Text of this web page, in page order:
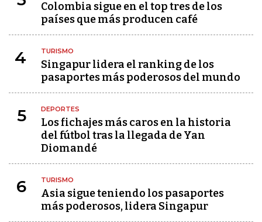
Colombia sigue en el top tres de los
países que más producen café
4 TURISMO
Singapur lidera el ranking de los
pasaportes más poderosos del mundo
5 DEPORTES
Los fichajes más caros en la historia
del fútbol tras la llegada de Yan
Diomandé
6 TURISMO
Asia sigue teniendo los pasaportes
más poderosos, lidera Singapur